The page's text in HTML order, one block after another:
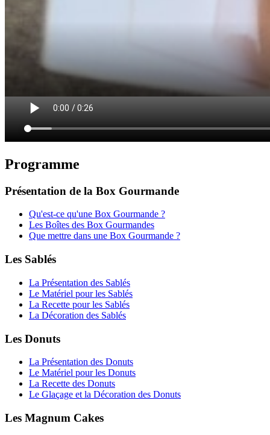
Programme
Présentation de la Box Gourmande
Qu'est-ce qu'une Box Gourmande ?
Les Boîtes des Box Gourmandes
Que mettre dans une Box Gourmande ?
Les Sablés
La Présentation des Sablés
Le Matériel pour les Sablés
La Recette pour les Sablés
La Décoration des Sablés
Les Donuts
La Présentation des Donuts
Le Matériel pour les Donuts
La Recette des Donuts
Le Glaçage et la Décoration des Donuts
Les Magnum Cakes